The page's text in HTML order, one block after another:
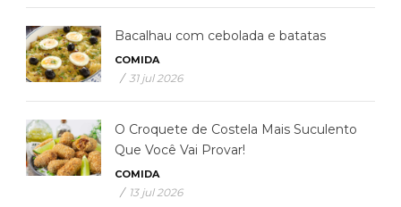
Bacalhau com cebolada e batatas
COMIDA
/ 31 jul 2026
O Croquete de Costela Mais Suculento
Que Você Vai Provar!
COMIDA
/ 13 jul 2026